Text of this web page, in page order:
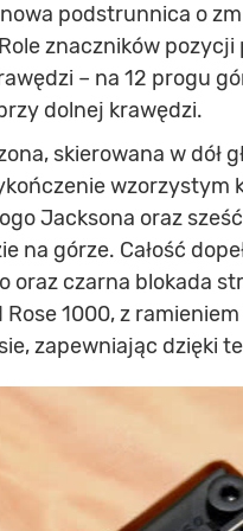
podstrunnica o
znaczników pozycji
– na 12 progu
dolnej krawędzi.
skierowana w dół
wzorzystym
Jacksona oraz
na górze. Całość
oraz czarna blokada
1000, z
zapewniając dzięki